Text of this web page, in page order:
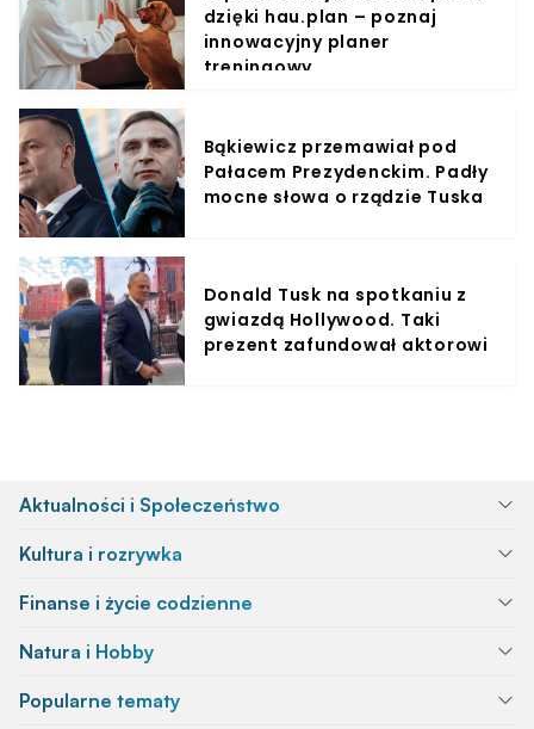
dzięki hau.plan – poznaj
innowacyjny planer
treningowy
Bąkiewicz przemawiał pod
Pałacem Prezydenckim. Padły
mocne słowa o rządzie Tuska
Donald Tusk na spotkaniu z
gwiazdą Hollywood. Taki
prezent zafundował aktorowi
Aktualności i Społeczeństwo
Kultura i rozrywka
Finanse i życie codzienne
Natura i Hobby
Popularne tematy